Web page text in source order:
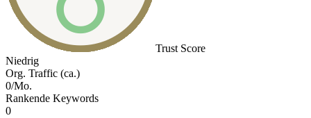
Trust Score
Niedrig
Org. Traffic (ca.)
0/Mo.
Rankende Keywords
0